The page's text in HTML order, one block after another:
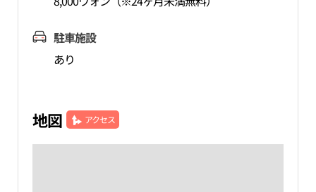
駐車施設
あり
地図 アクセス